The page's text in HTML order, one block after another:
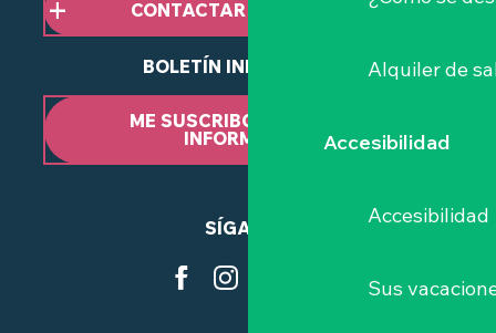
Alquiler de
Accesibilidad
Accesibilidad
Sus
CONTACTAR CON NOSOTROS
BOLETÍN INFORMATIVO
ME SUSCRIBO AL BOLETÍN
INFORMATIVO
SÍGANOS